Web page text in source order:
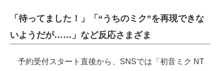
「待ってました！」「“うちのミク”を再現できな
いようだが……」など反応さまざま
予約受付スタート直後から、SNSでは「初音ミク NT